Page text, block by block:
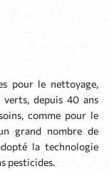
pour le nettoyage,
verts, depuis 40 ans
comme pour le
grand nombre de
la technologie
pesticides.